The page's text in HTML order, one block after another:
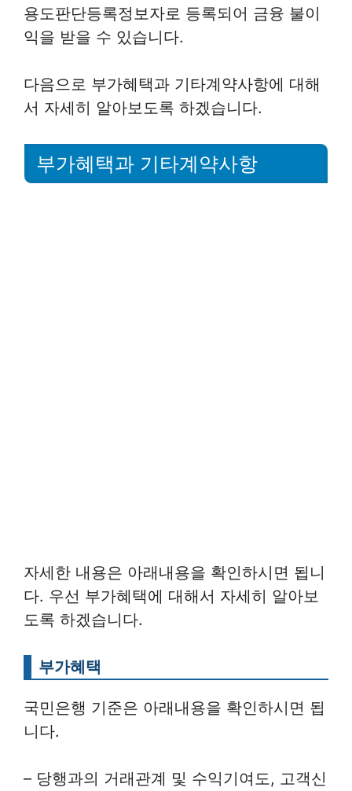
용도판단등록정보자로 등록되어 금융 불이
익을 받을 수 있습니다.
다음으로 부가혜택과 기타계약사항에 대해
서 자세히 알아보도록 하겠습니다.
부가혜택과 기타계약사항
자세한 내용은 아래내용을 확인하시면 됩니
다. 우선 부가혜택에 대해서 자세히 알아보
도록 하겠습니다.
부가혜택
국민은행 기준은 아래내용을 확인하시면 됩
니다.
– 당행과의 거래관계 및 수익기여도, 고객신